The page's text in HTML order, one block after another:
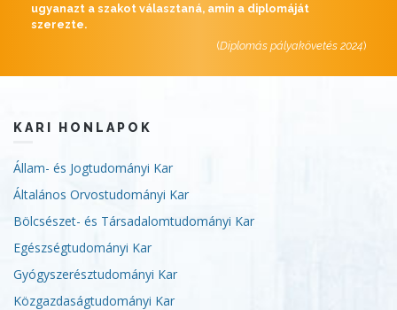
ugyanazt a szakot választaná, amin a diplomáját
szerezte.
(Diplomás pályakövetés 2024)
KARI HONLAPOK
Állam- és Jogtudományi Kar
Általános Orvostudományi Kar
Bölcsészet- és Társadalomtudományi Kar
Egészségtudományi Kar
Gyógyszerésztudományi Kar
Közgazdaságtudományi Kar